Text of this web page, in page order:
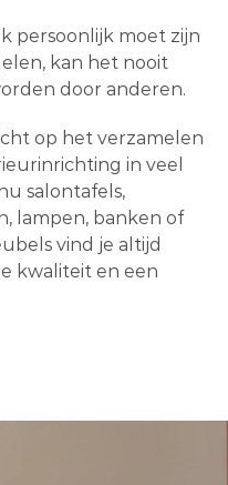
persoonlijk moet zijn
kan het nooit
door anderen.
op het verzamelen
in veel
salontafels,
lampen, banken of
vind je altijd
kwaliteit en een